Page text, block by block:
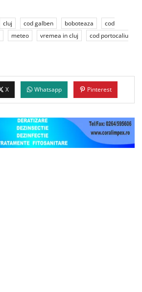
cluj cod galben boboteaza
cod
meteo vremea in cluj
cod portocaliu
X Whatsapp Pinterest